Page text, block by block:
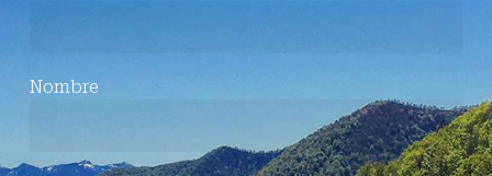
Nombre